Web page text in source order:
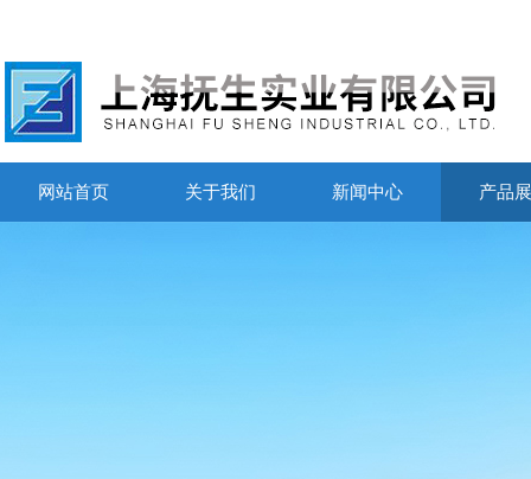
网站首页 关于我们 新闻中心 产品